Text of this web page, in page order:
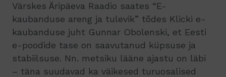
Värskes Äripäeva Raadio saates “E-
kaubanduse areng ja tulevik” tõdes Klicki e-
kaubanduse juht Gunnar Obolenski, et Eesti
e-poodide tase on saavutanud küpsuse ja
stabiilsuse. Nn. metsiku lääne ajastu on läbi
– täna suudavad ka väikesed turuosalised